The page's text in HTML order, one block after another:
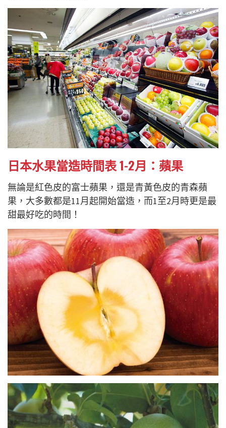
日本水果當造時間表 1-2月：蘋果
無論是紅色皮的富士蘋果，還是青黃色皮的青森蘋
果，大多數都是11月起開始當造，而1至2月時更是最
甜最好吃的時間！